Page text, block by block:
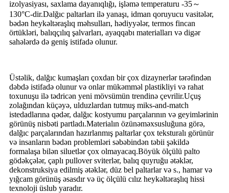
izolyasiyası, saxlama dayanıqlığı, işləmə temperaturu -35～
130°C-dir.Dalğıc paltarları ilə yanaşı, idman qoruyucu vasitələr,
bədən heykəltəraşlıq məhsulları, hədiyyələr, termos fincan
örtükləri, balıqçılıq şalvarları, ayaqqabı materialları və digər
sahələrdə də geniş istifadə olunur.
Üstəlik, dalğıc kumaşları çoxdan bir çox dizaynerlər tərəfindən
dəbdə istifadə olunur və onlar mükəmməl plastikliyi və rahat
toxunuşu ilə tədricən yeni mövsümün trendinə çevrilir.Uçuş
zolağından küçəyə, ulduzlardan tutmuş miks-and-match
istedadlarına qədər, dalğıc kostyumu parçalarının və geyimlərinin
görünüş nisbəti partladı.Materialın özünəməxsusluğuna görə,
dalğıc parçalarından hazırlanmış paltarlar çox teksturalı görünür
və insanların bədən problemləri səbəbindən təbii şəkildə
formalaşa bilən siluetlər çox olmayacaq.Böyük ölçülü palto
gödəkçələr, çaplı pullover sviterlər, balıq quyruğu ətəklər,
dekonstruksiya edilmiş ətəklər, düz bel paltarlar və s., hamar və
yığcam görünüş əsasdır və üç ölçülü cılız heykəltəraşlıq hissi
texnoloji üslub yaradır.